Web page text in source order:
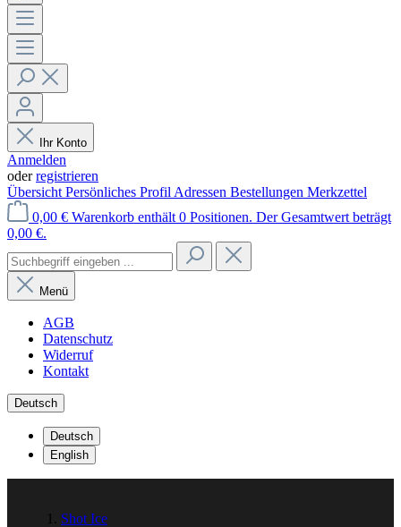
Ihr Konto
Anmelden
oderregistrieren
Übersicht Persönliches Profil Adressen Bestellungen Merkzettel
0,00 € Warenkorb enthält 0 Positionen. Der Gesamtwert beträgt
0,00 €.
Menü
AGB
Datenschutz
Widerruf
Kontakt
Deutsch
Deutsch
English
Shot Ice